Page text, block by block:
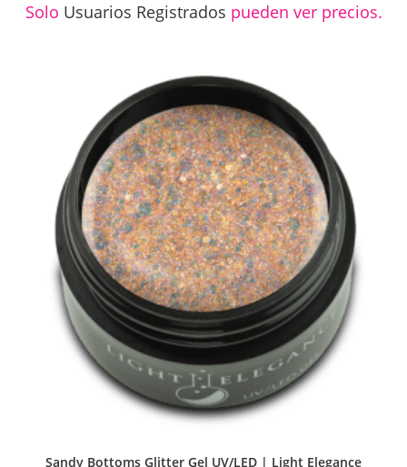
Solo Usuarios Registrados pueden ver precios.
Sandy Bottoms Glitter Gel UV/LED | Light Elegance